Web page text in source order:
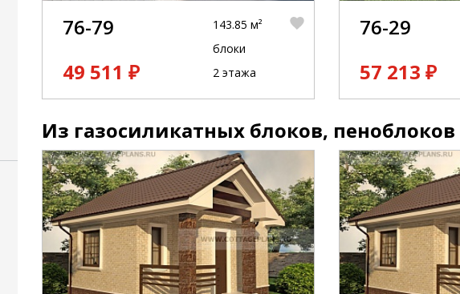
76-79
49 511 ₽
143.85 м²
блоки
2 этажа
76-29
57 213 ₽
Из газосиликатных блоков, пеноблоков